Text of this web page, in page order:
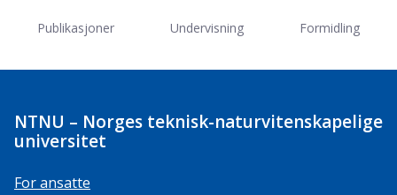
Publikasjoner Undervisning Formidling
NTNU – Norges teknisk-naturvitenskapelige
universitet
For ansatte